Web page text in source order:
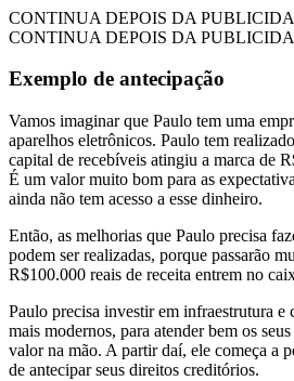
CONTINUA DEPOIS DA
CONTINUA DEPOIS DA
Exemplo de antecipação
Vamos imaginar que Paulo tem uma
aparelhos eletrônicos. Paulo tem
capital de recebíveis atingiu a marca de
É um valor muito bom para as
ainda não tem acesso a esse dinheiro.
Então, as melhorias que Paulo precisa
podem ser realizadas, porque passarão
R$100.000 reais de receita entrem no
Paulo precisa investir em infraestrutura e
mais modernos, para atender bem os
valor na mão. A partir daí, ele começa a
de antecipar seus direitos creditórios.